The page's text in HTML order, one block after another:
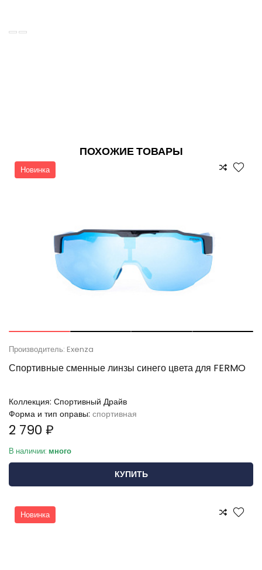
ПОХОЖИЕ ТОВАРЫ
Новинка
Производитель: Exenza
Спортивные сменные линзы синего цвета для FERMO
Коллекция: Спортивный Драйв
Форма и тип оправы: спортивная
2 790 ₽
В наличии: много
КУПИТЬ
Новинка